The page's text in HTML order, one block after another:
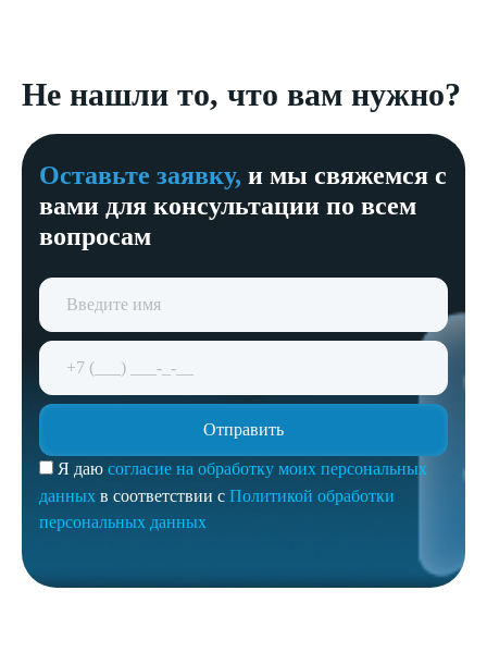
Не нашли то, что вам нужно?
Оставьте заявку, и мы свяжемся с
вами для консультации по всем
вопросам
Я даю согласие на обработку моих персональных
данных в соответствии с Политикой обработки
персональных данных